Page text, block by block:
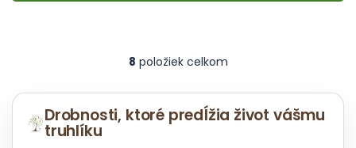
O
l
á
8 položiek celkom
Drobnosti, ktoré predĺžia život vášmu
truhlíku